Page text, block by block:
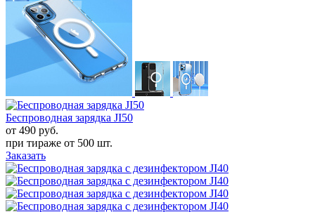
Беспроводная зарядка JI50
от 490 руб.
при тираже от 500 шт.
Заказать